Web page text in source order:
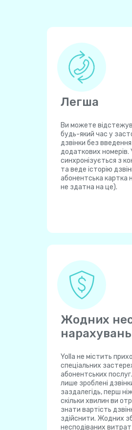
Легша
Ви можете
будь-який час у
дзвінки без
додаткових номерів.
синхронізується з
та веде історію
абонентська картка
не здатна на це).
Жодних
нарахувань
Yolla не містить
спеціальних
абонентських
лише зроблені
заздалегідь, перш
скільки хвилин ви
знати вартість
здійснити. Жодних
несподіваних витрат